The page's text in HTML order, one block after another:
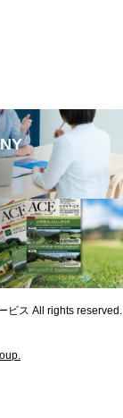
ビス All rights reserved.